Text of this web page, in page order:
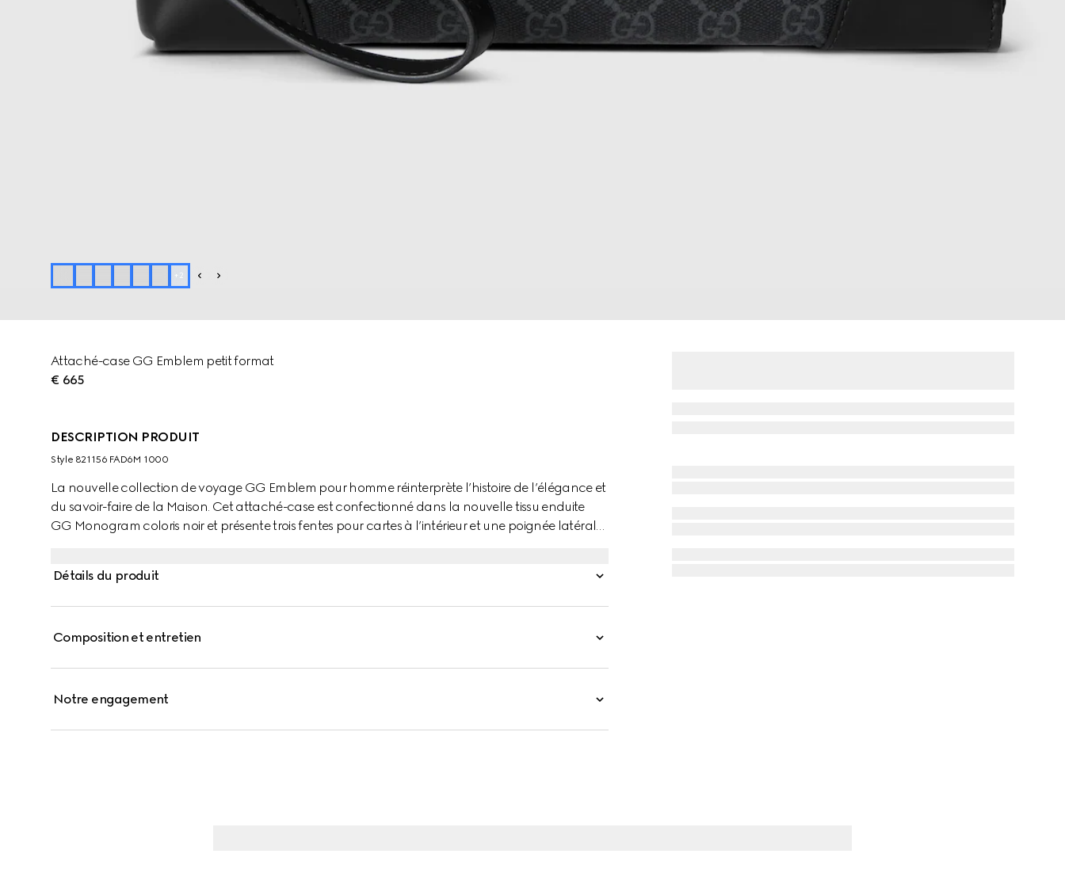
+ 2
Attaché-case GG Emblem petit format
€ 665
DESCRIPTION PRODUIT
Style ‎821156 FAD6M 1000
La nouvelle collection de voyage GG Emblem pour homme réinterprète l’histoire de l’élégance et
du savoir-faire de la Maison. Cet attaché-case est confectionné dans la nouvelle tissu enduite
GG Monogram coloris noir et présente trois fentes pour cartes à l’intérieur et une poignée latérale
Détails du produit
Composition et entretien
Notre engagement